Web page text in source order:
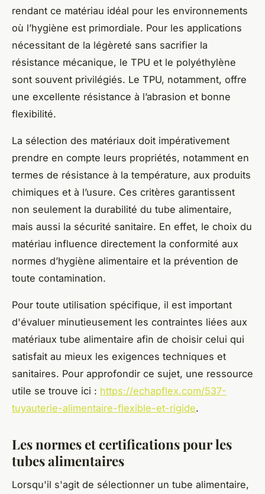
rendant ce matériau idéal pour les environnements
où l’hygiène est primordiale. Pour les applications
nécessitant de la légèreté sans sacrifier la
résistance mécanique, le TPU et le polyéthylène
sont souvent privilégiés. Le TPU, notamment, offre
une excellente résistance à l’abrasion et bonne
flexibilité.
La sélection des matériaux doit impérativement
prendre en compte leurs propriétés, notamment en
termes de résistance à la température, aux produits
chimiques et à l’usure. Ces critères garantissent
non seulement la durabilité du tube alimentaire,
mais aussi la sécurité sanitaire. En effet, le choix du
matériau influence directement la conformité aux
normes d’hygiène alimentaire et la prévention de
toute contamination.
Pour toute utilisation spécifique, il est important
d'évaluer minutieusement les contraintes liées aux
matériaux tube alimentaire afin de choisir celui qui
satisfait au mieux les exigences techniques et
sanitaires. Pour approfondir ce sujet, une ressource
utile se trouve ici : https://echapflex.com/537-
tuyauterie-alimentaire-flexible-et-rigide.
Les normes et certifications pour les
tubes alimentaires
Lorsqu'il s'agit de sélectionner un tube alimentaire,